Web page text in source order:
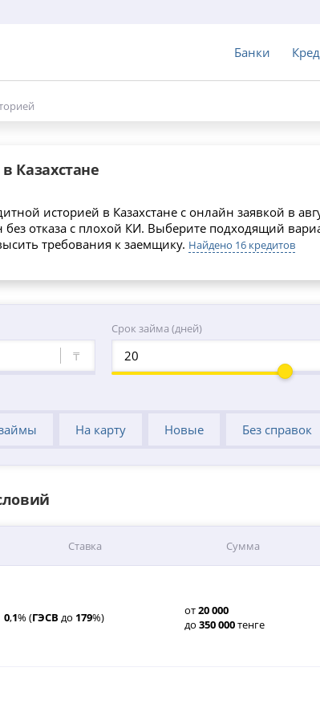
Банки
Казахстане
историей в Казахстане с онлайн заявкой в
без отказа с плохой КИ. Выберите подходящий
требования к заемщику. Найдено 16 кредитов
₸
Срок займа (дней)
На карту Новые Без справок
Ставка Сумма
0,1% (ГЭСВ до 179%) от20000
до 350000тенге